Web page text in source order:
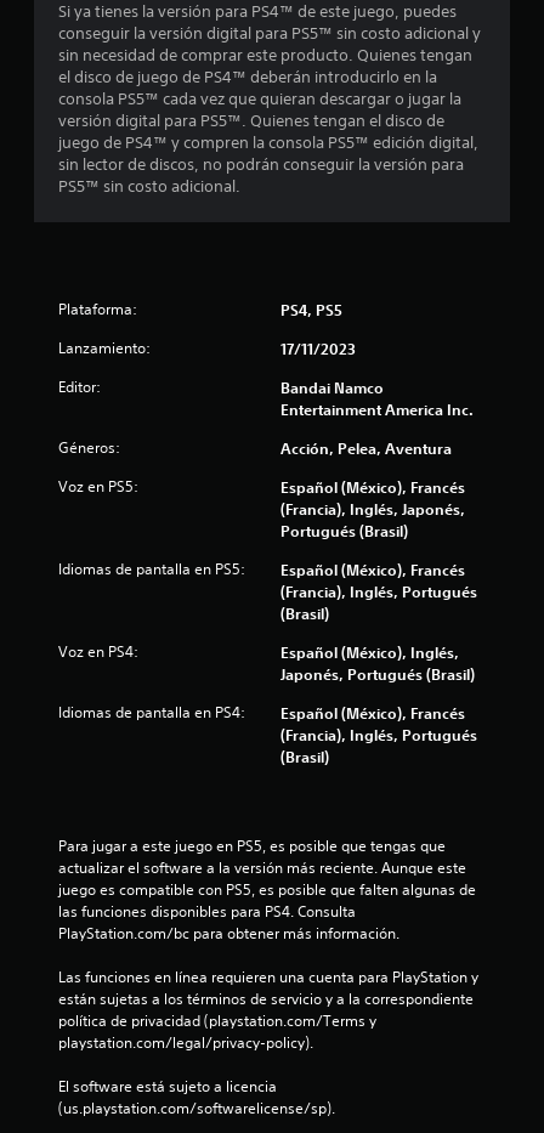
a
s
d
e
c
e
s
t
r
l
l
a
e
n
n
Si ya tienes la versión para PS4™ de este juego, puedes
conseguir la versión digital para PS5™ sin costo adicional y
sin necesidad de comprar este producto. Quienes tengan
el disco de juego de PS4™ deberán introducirlo en la
consola PS5™ cada vez que quieran descargar o jugar la
versión digital para PS5™. Quienes tengan el disco de
juego de PS4™ y compren la consola PS5™ edición digital,
sin lector de discos, no podrán conseguir la versión para
PS5™ sin costo adicional.
Plataforma: PS4, PS5
Lanzamiento: 17/11/2023
Editor:
Bandai Namco
Entertainment America Inc.
Géneros: Acción, Pelea, Aventura
Voz en PS5:
Español (México), Francés
(Francia), Inglés, Japonés,
Portugués (Brasil)
Idiomas de pantalla en PS5:
Español (México), Francés
(Francia), Inglés, Portugués
(Brasil)
Voz en PS4:
Español (México), Inglés,
Japonés, Portugués (Brasil)
Idiomas de pantalla en PS4:
Español (México), Francés
(Francia), Inglés, Portugués
(Brasil)
Para jugar a este juego en PS5, es posible que tengas que
actualizar el software a la versión más reciente. Aunque este
juego es compatible con PS5, es posible que falten algunas de
las funciones disponibles para PS4. Consulta
PlayStation.com/bc para obtener más información.
Las funciones en línea requieren una cuenta para PlayStation y
están sujetas a los términos de servicio y a la correspondiente
política de privacidad (playstation.com/Terms y
playstation.com/legal/privacy-policy).
El software está sujeto a licencia
(us.playstation.com/softwarelicense/sp).